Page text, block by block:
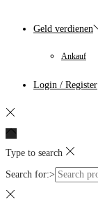
Geld verdienen
Ankauf
Login / Register
Type to search
Search for:>